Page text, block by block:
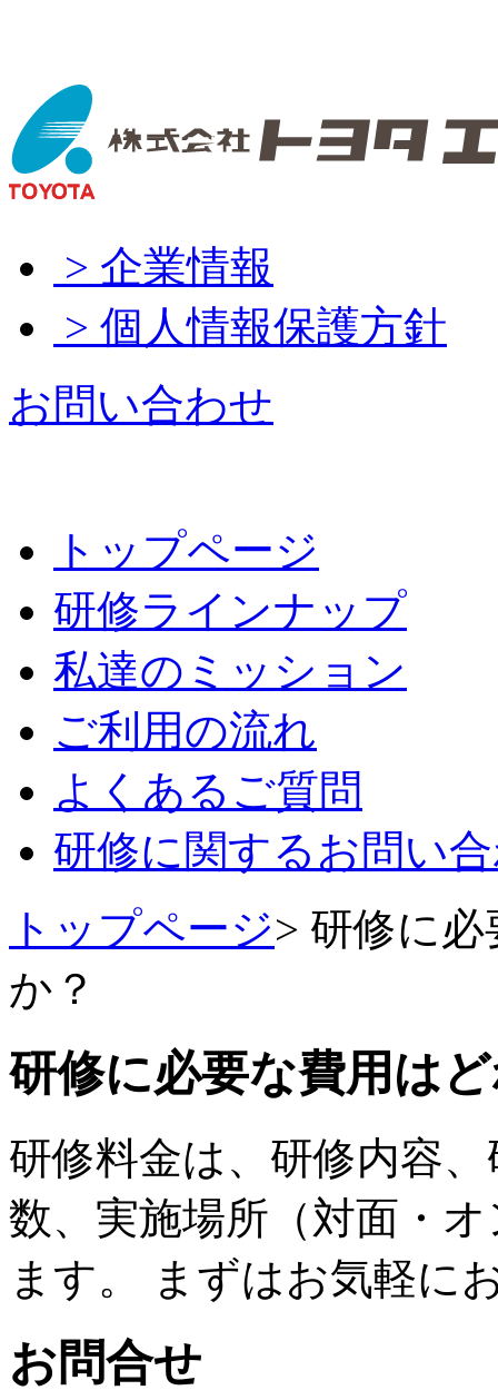
> 企業情報
> 個人情報保護方針
お問い合わせ
トップページ
研修ラインナップ
私達の ミッション
ご利用の流れ
よくある ご質問
研修に関するお問い
トップページ> 研修に
か？
研修に必要な費用は
研修料金は、研修内容
数、実施場所（対面・
ます。 まずはお気軽に
お問合せ